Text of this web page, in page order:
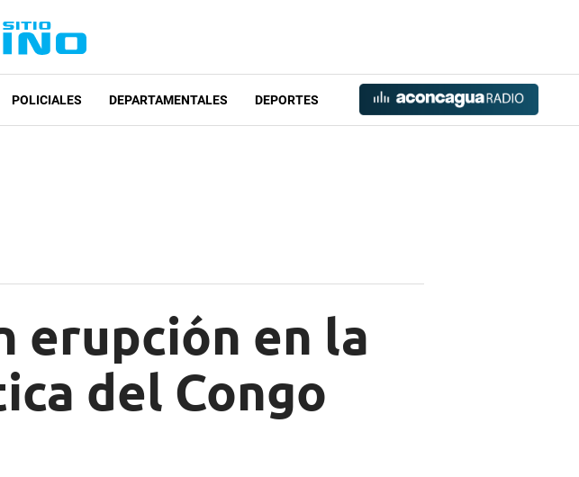
POLICIALES DEPARTAMENTALES DEPORTES
erupción en la
del Congo